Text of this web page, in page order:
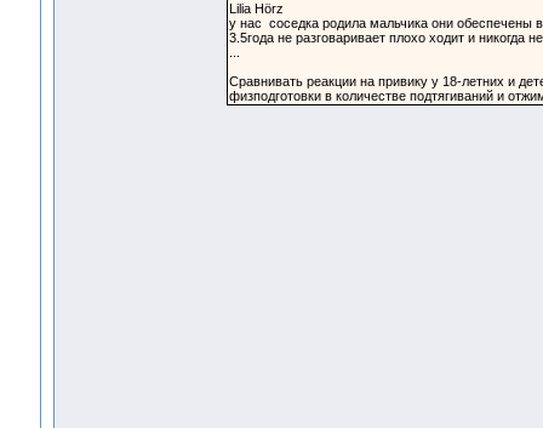
Lilia Hörz
у нас соседка родила мальчика они обеспечены
3.5года не разговаривает плохо ходит и никогда
Сравнивать реакции на привику у 18-летних и
физподготовки в количестве подтягиваний и